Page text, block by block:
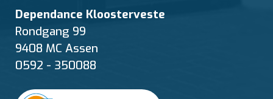
Dependance Kloosterveste
Rondgang 99
9408 MC Assen
0592 - 350088